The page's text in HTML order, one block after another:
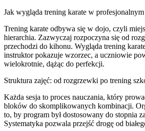
Jak wygląda trening karate w
Trening karate odbywa się w dojo, czyli
hierarchia. Zazwyczaj rozpoczyna się od
przechodzi do kihonu. Wygląda trening
instruktor pokazuje wzorzec, a uczniowie
wielokrotnie, dążąc do perfekcji.
Struktura zajęć: od rozgrzewki po trening
Każda sesja to proces nauczania, który
bloków do skomplikowanych kombinacji.
to, by program był dostosowany do stopnia
Systematyka pozwala przejść drogę od